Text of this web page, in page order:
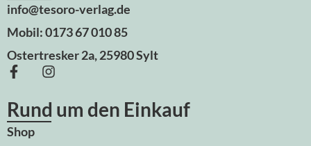
info@tesoro-verlag.de
Mobil: 0173 67 010 85
Ostertresker 2a, 25980 Sylt
Rund um den Einkauf
Shop